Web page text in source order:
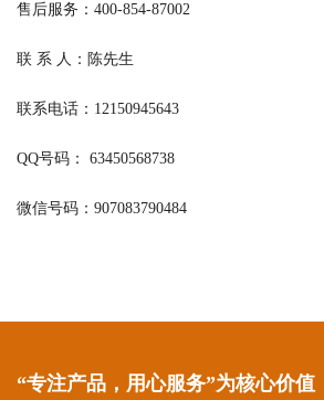
售后服务：400-854-87002
联 系 人：陈先生
联系电话：12150945643
QQ号码： 63450568738
微信号码：907083790484
“专注产品，用心服务”为核心价值